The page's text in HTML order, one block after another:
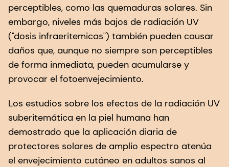
perceptibles, como las quemaduras solares. Sin
embargo, niveles más bajos de radiación UV
("dosis infraeritemicas") también pueden causar
daños que, aunque no siempre son perceptibles
de forma inmediata, pueden acumularse y
provocar el fotoenvejecimiento.
Los estudios sobre los efectos de la radiación UV
suberitemática en la piel humana han
demostrado que la aplicación diaria de
protectores solares de amplio espectro atenúa
el envejecimiento cutáneo en adultos sanos al